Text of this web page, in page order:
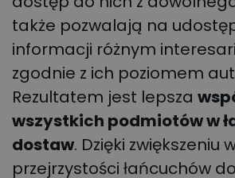
także pozwalają na
informacji różnym
zgodnie z ich poziomem
Rezultatem jest lepsza
wszystkich podmiotów w
dostaw. Dzięki zwiększeniu
przejrzystości łańcuchów